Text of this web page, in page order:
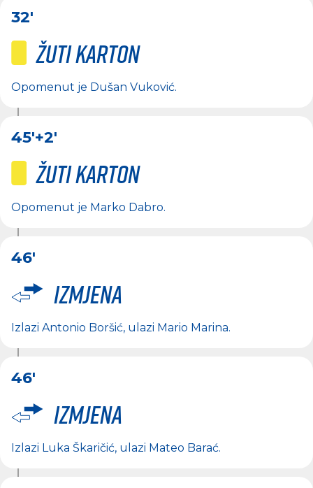
32'
Žuti karton
Opomenut je Dušan Vuković.
45'+2'
Žuti karton
Opomenut je Marko Dabro.
46'
Izmjena
Izlazi Antonio Boršić, ulazi Mario Marina.
46'
Izmjena
Izlazi Luka Škaričić, ulazi Mateo Barać.